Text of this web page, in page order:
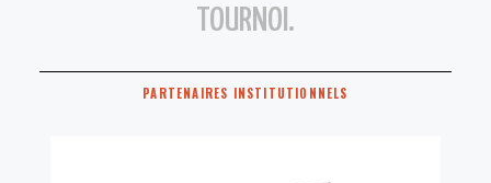
TOURNOI.
PARTENAIRES INSTITUTIONNELS